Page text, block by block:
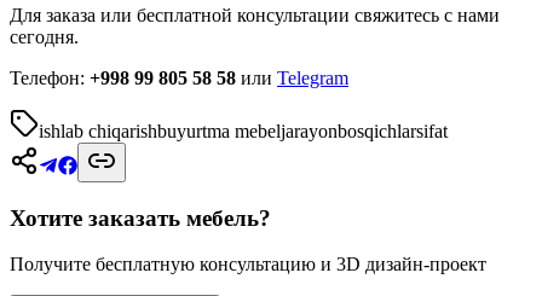
Для заказа или бесплатной консультации свяжитесь с нами
сегодня.
Телефон: +998 99 805 58 58 или Telegram
ishlab chiqarishbuyurtma mebeljarayonbosqichlarsifat
Хотите заказать мебель?
Получите бесплатную консультацию и 3D дизайн-проект